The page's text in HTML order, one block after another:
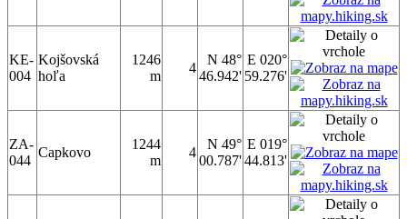
KE-
004
Kojšovská
hoľa
1246
m
4
N 48°
46.942'
E 020°
59.276'
ZA-
044
Capkovo
1244
m
4
N 49°
00.787'
E 019°
44.813'